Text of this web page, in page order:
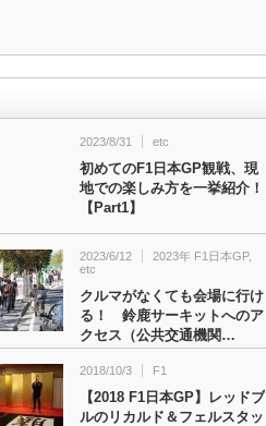
2023/8/31 etc
初めてのF1日本GP観戦、現
地での楽しみ方を一挙紹介！
【Part1】
2023/6/12 2023年 F1日本GP,
etc
クルマがなくても会場に行け
る！ 鈴鹿サーキットへのア
クセス（公共交通機関…
2018/10/3 F1
【2018 F1日本GP】レッドブ
ルのリカルド＆フェルスタッ